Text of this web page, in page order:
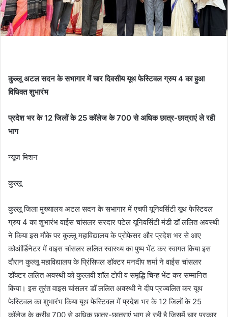
कुल्लू अटल सदन के सभागार में चार दिवसीय यूथ फेस्टिवल ग्रुप 4 का हुआ
विधिवत शुभारंभ
प्रदेश भर के 12 जिलों के 25 कॉलेज के 700 से अधिक छात्र-छात्राएं ले रही
भाग
न्यूज मिशन
कुल्लू
कुल्लू जिला मुख्यालय अटल सदन के सभागार में एचपी यूनिवर्सिटी यूथ फेस्टिवल
ग्रुप 4 का शुभारंभ वाईस चांसलर सरदार पटेल यूनिवर्सिटी मंडी डॉ ललित अवस्थी
ने किया इस मौके पर कुल्लू महाविद्यालय के प्रोफेसर और प्रदेश भर से आए
कोऑर्डिनेटर में वाइस चांसलर ललित स्वास्थ्य का पुष्प भेंट कर स्वागत किया इस
दौरान कुल्लू महाविद्यालय के प्रिंसिपल डॉक्टर मनदीप शर्मा ने वाईस चांसलर
डॉक्टर ललित अवस्थी को कुल्लवी शॉल टोपी व समृद्धि चिन्ह भेंट कर सम्मानित
किया। इस तुरंत वाइस चांसलर डॉ ललित अवस्थी ने दीप प्रज्वलित कर यूथ
फेस्टिवल का शुभारंभ किया यूथ फेस्टिवल में प्रदेश भर के 12 जिलों के 25
कॉलेज के करीब 700 से अधिक छात्र-छात्राएं भाग ले रही है जिसमें चार प्रकार